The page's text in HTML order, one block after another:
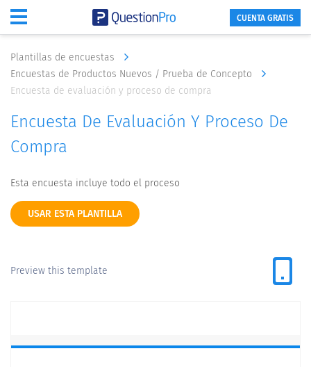
CUENTA GRATIS
Plantillas de encuestas
Encuestas de Productos Nuevos / Prueba de Concepto
Encuesta de evaluación y proceso de compra
Encuesta De Evaluación Y Proceso De
Compra
Esta encuesta incluye todo el proceso
USAR ESTA PLANTILLA
Preview this template